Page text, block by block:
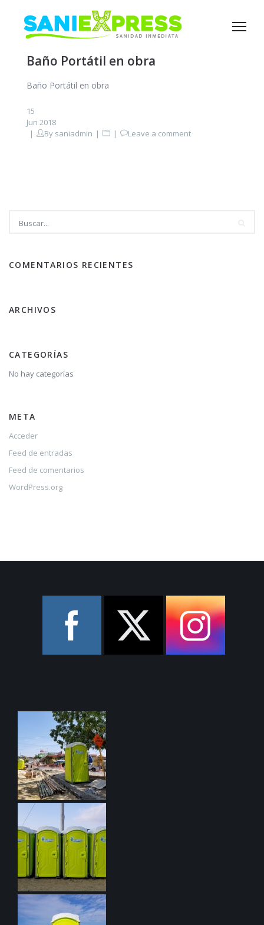
Baño Portátil en obra
Baño Portátil en obra
15
Jun 2018
By saniadmin Leave a comment
COMENTARIOS RECIENTES
ARCHIVOS
CATEGORÍAS
No hay categorías
META
Acceder
Feed de entradas
Feed de comentarios
WordPress.org